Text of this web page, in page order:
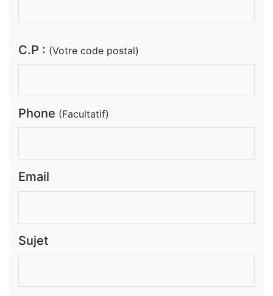
C.P : (Votre code postal)
Phone (Facultatif)
Email
Sujet